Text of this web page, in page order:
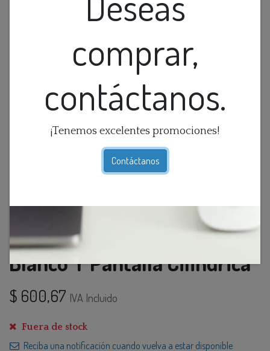
comprar,
contáctanos.
¡Tenemos excelentes promociones!
Contáctanos
Lamp. Mesa Con Marmol
Blanco Y Pantalla Cilindrica
$ 600,67 IVA Incluido
Fuera de stock
Reciba una notificación cuando vuelva a estar disponible